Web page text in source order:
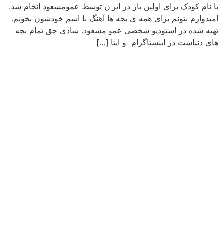
با نام کودک برای اولین بار در ایران توسط عمومسعود انجام شد.
امیدوارم بتونم برای همه ی بچه ها آهنگ با اسم خودشون بخونم.
تهیه شده در استودیو شخصی عمو مسعود. شادی حق تمام بچه
های دنیاست در اینستاگرام و ایتا […]